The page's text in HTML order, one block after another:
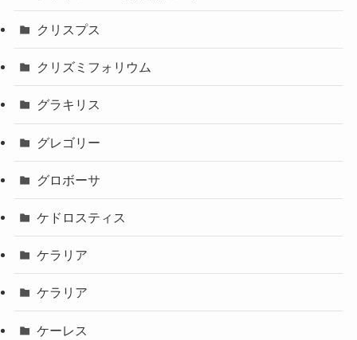
クリスプス
クリズミフォリウム
グラキリス
グレゴリー
グロボーサ
ケドロスティス
ケラリア
ケラリア
ケーレス